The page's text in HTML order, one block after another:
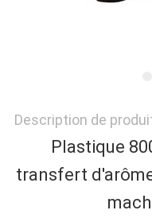
SITE
Description de
Plastique
transfert